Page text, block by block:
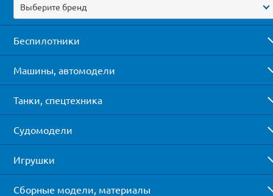
Выберите бренд
Беспилотники
Машины, автомодели
Танки, спецтехника
Судомодели
Игрушки
Сборные модели, материалы